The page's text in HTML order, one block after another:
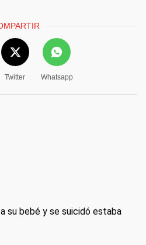
Twitter Whatsapp
su bebé y se suicidó estaba